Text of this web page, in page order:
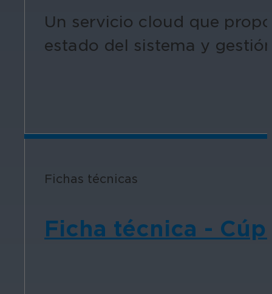
Un servicio cloud que
estado del sistema y
Fichas técnicas
Ficha técnica -